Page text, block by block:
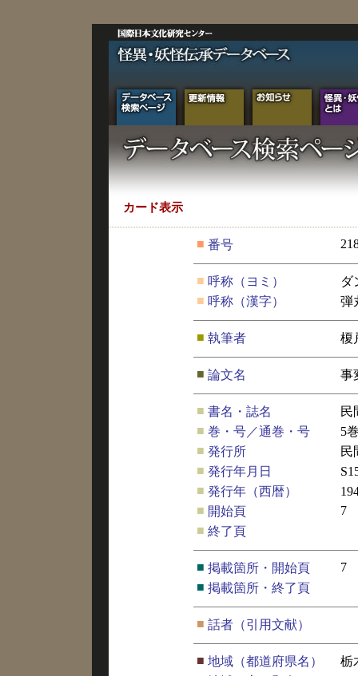
カード表示
■ 番号
■ 呼称（ヨミ）
ダ
■ 呼称（漢字） 弾
■ 執筆者 榎
■ 論文名 事
■ 書名・誌名
民
■ 巻・号／通巻・号
5
■ 発行所
民
■ 発行年月日
■ 発行年（西暦）
■ 開始頁
7
■ 終了頁
■ 掲載箇所・開始頁
7
■ 掲載箇所・終了頁
■ 話者（引用文献）
■ 地域（都道府県名）
栃